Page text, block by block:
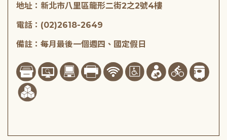
地址：新北市八里區龍形二街2之2號4樓
電話：(02)2618-2649
備註：每月最後一個週四、國定假日